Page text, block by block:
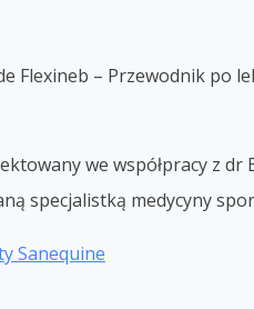
Flexineb – Przewodnik po
we współpracy z dr
specjalistką medycyny
Sanequine